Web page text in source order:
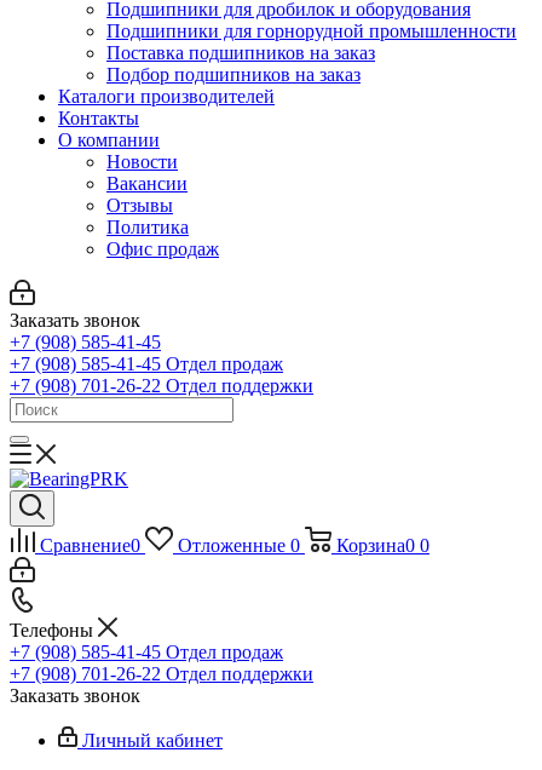
Подшипники для дробилок и оборудования
Подшипники для горнорудной промышленности
Поставка подшипников на заказ
Подбор подшипников на заказ
Каталоги производителей
Контакты
О компании
Новости
Вакансии
Отзывы
Политика
Офис продаж
Заказать звонок
+7 (908) 585-41-45
+7 (908) 585-41-45 Отдел продаж
+7 (908) 701-26-22 Отдел поддержки
Сравнение0 Отложенные 0 Корзина0 0
Телефоны
+7 (908) 585-41-45 Отдел продаж
+7 (908) 701-26-22 Отдел поддержки
Заказать звонок
Личный кабинет